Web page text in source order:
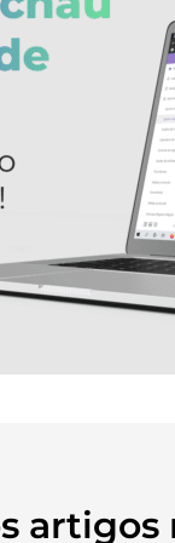
artigos